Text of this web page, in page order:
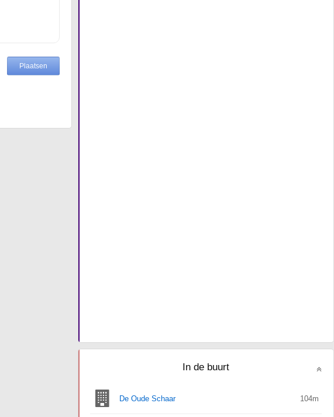
In de buurt
De Oude Schaar 104m